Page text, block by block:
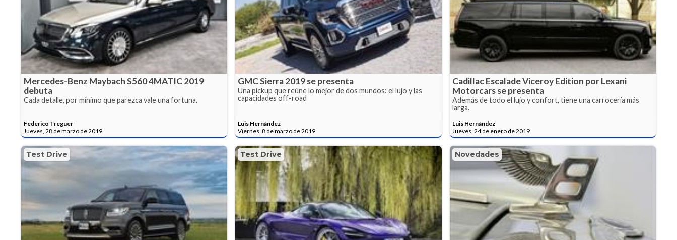
Mercedes-Benz Maybach S560 4MATIC 2019
debuta
Cada detalle, por mínimo que parezca vale una fortuna.
Federico Treguer
Jueves, 28 de marzo de 2019
GMC Sierra 2019 se presenta
Una pickup que reúne lo mejor de dos mundos: el lujo y las
capacidades off-road
Luis Hernández
Viernes, 8 de marzo de 2019
Cadillac Escalade Viceroy Edition por Lexani
Motorcars se presenta
Además de todo el lujo y confort, tiene una carrocería más
larga.
Luis Hernández
Jueves, 24 de enero de 2019
Test Drive Test Drive Novedades